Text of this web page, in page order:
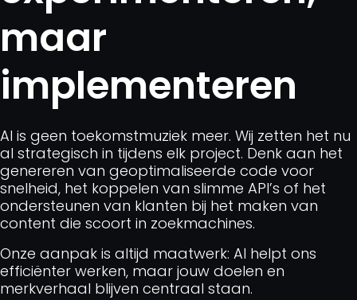
maar
implementeren
AI is geen toekomstmuziek meer. Wij zetten het nu
al strategisch in tijdens elk project. Denk aan het
genereren van geoptimaliseerde code voor
snelheid, het koppelen van slimme API’s of het
ondersteunen van klanten bij het maken van
content die scoort in zoekmachines.
Onze aanpak is altijd maatwerk: AI helpt ons
efficiënter werken, maar jouw doelen en
merkverhaal blijven centraal staan.